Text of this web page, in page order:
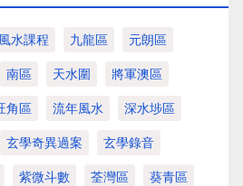
水課程 九龍區 元朗區
南區 天水圍 將軍澳區
角區 流年風水 深水埗區
玄學奇異過案 玄學錄音
紫微斗數 荃灣區 葵青區